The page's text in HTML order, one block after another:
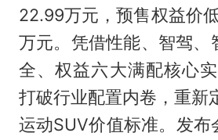
22.99万元，预售权益价
万元。凭借性能、智驾、
全、权益六大满配核心
打破行业配置内卷，重新
运动SUV价值标准。发布